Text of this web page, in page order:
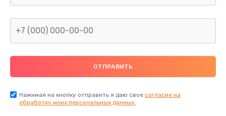
Ремонт капиллярной трубки
400 руб.
Заказать
Нажимая на кнопку отправить я даю свое согласие на
обработку моих персональных данных.